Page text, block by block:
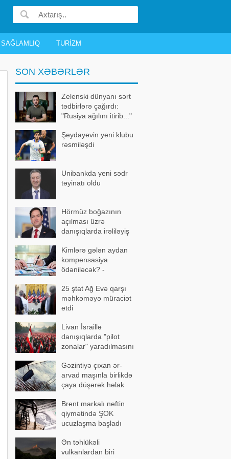
SAĞLAMLIQ TURIZM
SON XƏBƏRLƏR
Zelenski dünyanı sərt
tədbirlərə çağırdı:
"Rusiya ağılını itirib..."
Şeydayevin yeni klubu
rəsmiləşdi
Unibankda yeni sədr
təyinatı oldu
Hörmüz boğazının
açılması üzrə
danışıqlarda irəliləyiş
Kimlərə gələn aydan
kompensasiya
ödəniləcək? -
25 ştat Ağ Evə qarşı
məhkəməyə müraciət
etdi
Livan İsraillə
danışıqlarda "pilot
zonalar" yaradılmasını
Gəzintiyə çıxan ər-
arvad maşınla birlikdə
çaya düşərək həlak
Brent markalı neftin
qiymətində ŞOK
ucuzlaşma başladı
Ən təhlükəli
vulkanlardan biri